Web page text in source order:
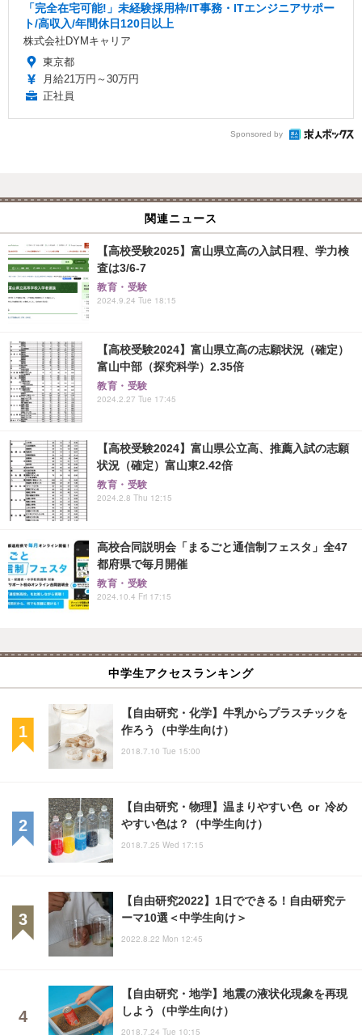
「完全在宅可能!」未経験採用枠/IT事務・ITエンジニアサポー
ト/高収入/年間休日120日以上
株式会社DYMキャリア
東京都
月給21万円～30万円
正社員
Sponsored by
関連ニュース
【高校受験2025】富山県立高の入試日程、学力検
査は3/6-7
教育・受験
2024.9.24 Tue 18:15
【高校受験2024】富山県立高の志願状況（確定）
富山中部（探究科学）2.35倍
教育・受験
2024.2.27 Tue 17:45
【高校受験2024】富山県公立高、推薦入試の志願
状況（確定）富山東2.42倍
教育・受験
2024.2.8 Thu 12:15
高校合同説明会「まるごと通信制フェスタ」全47
都府県で毎月開催
教育・受験
2024.10.4 Fri 17:15
中学生アクセスランキング
【自由研究・化学】牛乳からプラスチックを
作ろう（中学生向け）
2018.7.10 Tue 15:00
【自由研究・物理】温まりやすい色 or 冷め
やすい色は？（中学生向け）
2018.7.25 Wed 17:15
【自由研究2022】1日でできる！自由研究テ
ーマ10選＜中学生向け＞
2022.8.22 Mon 12:45
【自由研究・地学】地震の液状化現象を再現
しよう（中学生向け）
2018.7.24 Tue 10:15